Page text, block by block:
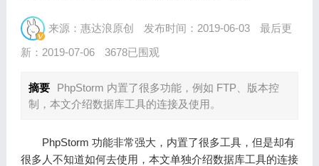
来源：惠达浪原创 发布时间：2019-06-03
最后更
新：2019-07-06
3678已围观
摘要
PhpStorm 内置了很多功能，例如 FTP、版本控
制，本文介绍数据库工具的连接及使用。
PhpStorm 功能非常强大，内置了很多工具，但是却有
很多人不知道如何去使用，本文单独介绍数据库工具的连接